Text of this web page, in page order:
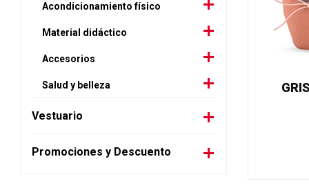
Acondicionamiento físico
Material didáctico
Accesorios
Salud y belleza
Vestuario
Promociones y Descuento